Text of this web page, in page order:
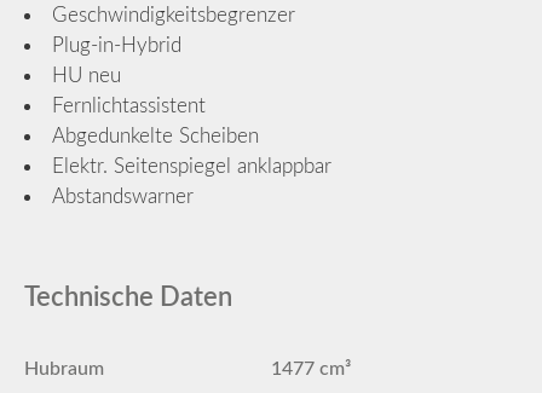
Geschwindigkeitsbegrenzer
Plug-in-Hybrid
HU neu
Fernlichtassistent
Abgedunkelte Scheiben
Elektr. Seitenspiegel anklappbar
Abstandswarner
Technische Daten
Hubraum 1477 cm³